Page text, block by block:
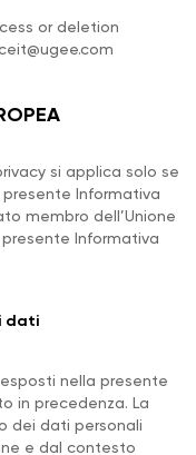
or deletion
si applica solo se
presente Informativa
membro dell’Unione
Informativa
dati
nella presente
in precedenza. La
dei dati personali
e dal contesto